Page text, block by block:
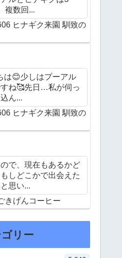
複数回...
ヒナギク来園 馴致の
😊少しはプーアル
ね🥰先日…私が伺っ
ん...
ヒナギク来園 馴致の
で、現在もあるかど
しどこかで出会えた
思い...
きげんコーヒー
リー